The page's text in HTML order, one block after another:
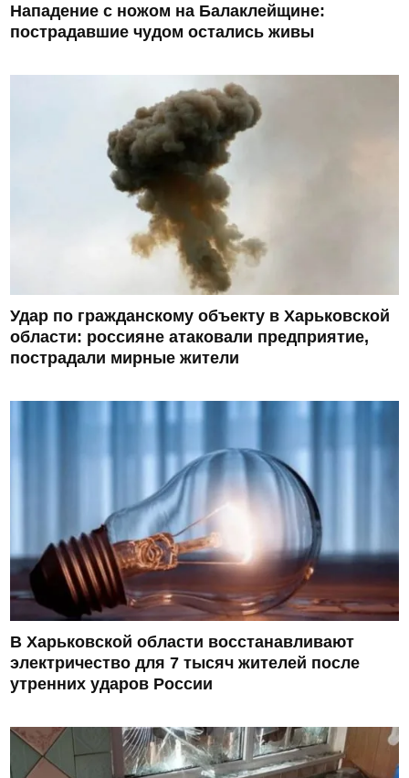
Нападение с ножом на Балаклейщине:
пострадавшие чудом остались живы
Удар по гражданскому объекту в Харьковской
области: россияне атаковали предприятие,
пострадали мирные жители
В Харьковской области восстанавливают
электричество для 7 тысяч жителей после
утренних ударов России